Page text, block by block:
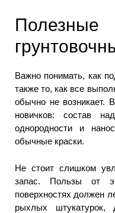
Важно понимать, как
также то, как все
обычно не возникает.
новичков: состав
однородности и
обычные краски.
Не стоит слишком
запас. Пользы от
поверхностях должен
рыхлых